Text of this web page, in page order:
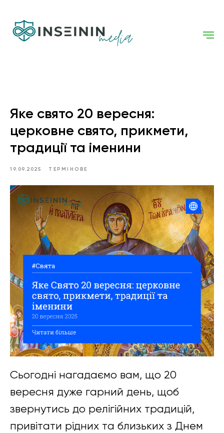
Яке свято 20 вересня:
церковне свято, прикмети,
традиції та іменини
19.09.2025 ТЕРМІНОВЕ
Сьогодні нагадаємо вам, що 20
вересня дуже гарний день, щоб
звернутись до релігійних традицій,
привітати рідних та близьких з Днем